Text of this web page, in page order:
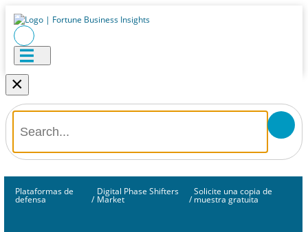
×
Plataformas de
defensa /
Digital Phase Shifters
Market /
Solicite una copia de
muestra gratuita